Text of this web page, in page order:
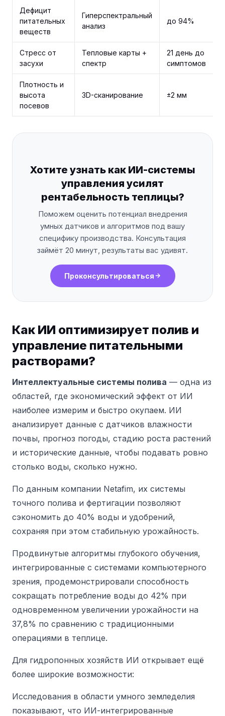
Дефицит
питательных
веществ
Гиперспектральный
анализ
до 94%
Стресс от
засухи
Тепловые карты +
спектр
21 день до
симптомов
Плотность и
высота
посевов
3D-сканирование ±2 мм
Хотите узнать как ИИ-системы
управления усилят
рентабельность теплицы?
Поможем оценить потенциал внедрения
умных датчиков и алгоритмов под вашу
специфику производства. Консультация
займёт 20 минут, результаты вас удивят.
Проконсультироваться
Как ИИ оптимизирует полив и
управление питательными
растворами?
Интеллектуальные системы полива — одна из
областей, где экономический эффект от ИИ
наиболее измерим и быстро окупаем. ИИ
анализирует данные с датчиков влажности
почвы, прогноз погоды, стадию роста растений
и исторические данные, чтобы подавать ровно
столько воды, сколько нужно.
По данным компании Netafim, их системы
точного полива и фертигации позволяют
сэкономить до 40% воды и удобрений,
сохраняя при этом стабильную урожайность.
Продвинутые алгоритмы глубокого обучения,
интегрированные с системами компьютерного
зрения, продемонстрировали способность
сокращать потребление воды до 42% при
одновременном увеличении урожайности на
37,8% по сравнению с традиционными
операциями в теплице.
Для гидропонных хозяйств ИИ открывает ещё
более широкие возможности:
Исследования в области умного земледелия
показывают, что ИИ-интегрированные